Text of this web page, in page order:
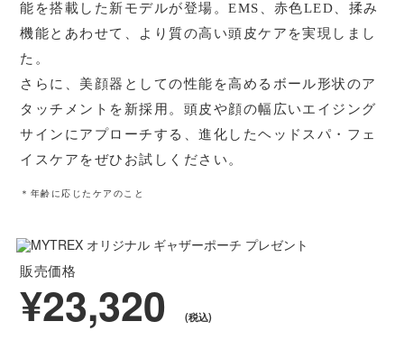
能を搭載した新モデルが登場。EMS、赤色LED、揉み
機能とあわせて、より質の高い頭皮ケアを実現しまし
た。
さらに、美顔器としての性能を高めるボール形状のア
タッチメントを新採用。頭皮や顔の幅広いエイジング
サインにアプローチする、進化したヘッドスパ・フェ
イスケアをぜひお試しください。
＊年齢に応じたケアのこと
販売価格
¥23,320 (税込)
（ニーディングボール形のみABS樹脂を含む）
セット内容
・充電台 ×1 ・USBコード ×1 ・ACアダプター ×1
・掃除用ブラシ×2 ・取扱説明書 ×1
先行販売予約：2025年5月27日
＊ニーディングボール形アタッチメントを装着時、充電台は含まず
※デザインおよび仕様については、予告なしに変更することがございます。※本製
品は一般家庭用です。